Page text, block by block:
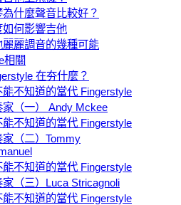
為什麼聲音比較好？
如何影響吉他
麗麗調音的幾種可能
相關
在夯什麼？
能不知道的當代 Fingerstyle
家（一） Andy Mckee
能不知道的當代 Fingerstyle
家（二）Tommy
能不知道的當代 Fingerstyle
家（三）Luca Stricagnoli
能不知道的當代 Fingerstyle